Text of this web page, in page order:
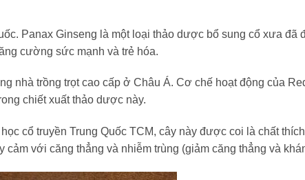
Panax Ginseng là một loại thảo dược bổ sung cổ xưa đã
cường sức mạnh và trẻ hóa.
nhà trồng trọt cao cấp ở Châu Á. Cơ chế hoạt động của
chiết xuất thảo dược này.
cổ truyền Trung Quốc TCM, cây này được coi là chất
với căng thẳng và nhiễm trùng (giảm căng thẳng và